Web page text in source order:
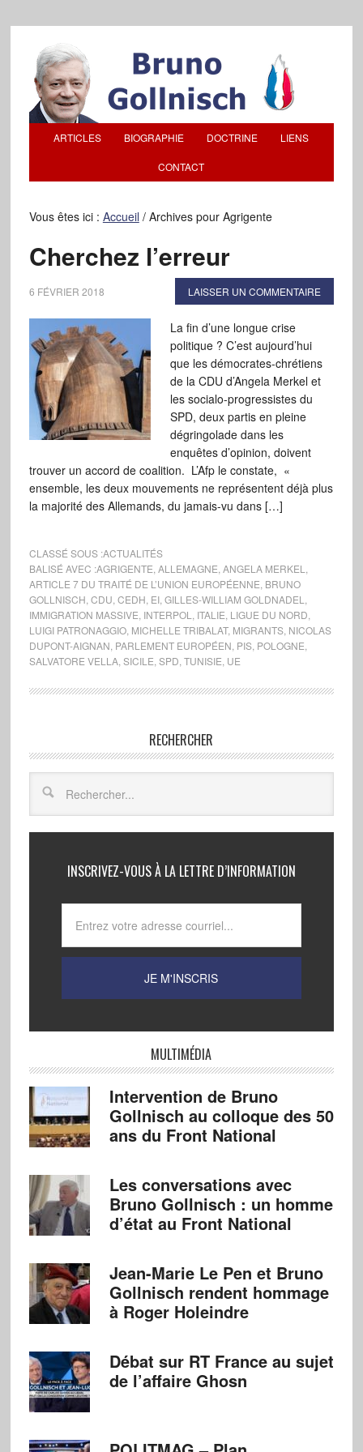
ARTICLES BIOGRAPHIE DOCTRINE LIENS
CONTACT
Vous êtes ici : Accueil /Archives pour Agrigente
Cherchez l’erreur
6 FÉVRIER 2018 LAISSER UN COMMENTAIRE
La fin d’une longue crise
politique ? C’est aujourd’hui
que les démocrates-chrétiens
de la CDU d’Angela Merkel et
les socialo-progressistes du
SPD, deux partis en pleine
dégringolade dans les
enquêtes d’opinion, doivent
trouver un accord de coalition. L’Afp le constate, «
ensemble, les deux mouvements ne représentent déjà plus
la majorité des Allemands, du jamais-vu dans […]
CLASSÉ SOUS :ACTUALITÉS
BALISÉ AVEC :AGRIGENTE ALLEMAGNE ANGELA MERKEL
ARTICLE 7 DU TRAITÉ DE L’UNION EUROPÉENNE BRUNO
GOLLNISCH CDU CEDH EI, GILLES-WILLIAM GOLDNADEL
IMMIGRATION MASSIVE INTERPOL ITALIE LIGUE DU NORD
LUIGI PATRONAGGIO, MICHELLE TRIBALAT, MIGRANTS, NICOLAS
DUPONT-AIGNAN PARLEMENT EUROPÉEN PIS, POLOGNE
SALVATORE VELLA, SICILE SPD TUNISIE UE
RECHERCHER
INSCRIVEZ-VOUS À LA LETTRE D’INFORMATION
MULTIMÉDIA
Intervention de Bruno
Gollnisch au colloque des 50
ans du Front National
Les conversations avec
Bruno Gollnisch : un homme
d’état au Front National
Jean-Marie Le Pen et Bruno
Gollnisch rendent hommage
à Roger Holeindre
Débat sur RT France au sujet
de l’affaire Ghosn